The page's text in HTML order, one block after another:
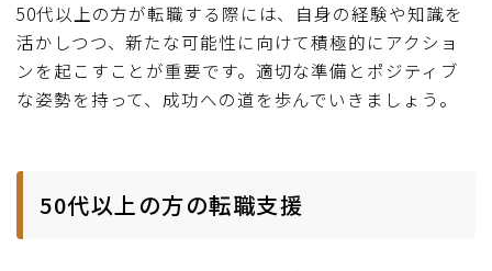
50代以上の方が転職する際には、自身の経験や知識を
活かしつつ、新たな可能性に向けて積極的にアクショ
ンを起こすことが重要です。適切な準備とポジティブ
な姿勢を持って、成功への道を歩んでいきましょう。
50代以上の方の転職支援